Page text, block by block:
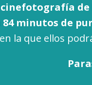
de
minutos de
la que ellos